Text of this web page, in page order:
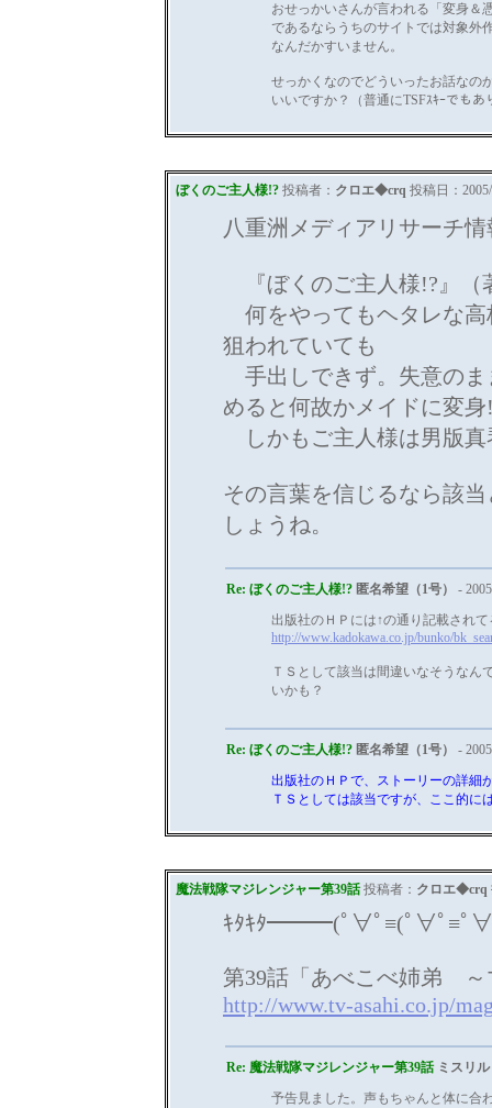
おせっかいさんが言われる「変身＆
であるならうちのサイトでは対象外
なんだかすいません。
せっかくなのでどういったお話なの
いいですか？（普通にTSFｽｷｰでもあ
ぼくのご主人様!? 投稿者： クロエ◆crq 投稿日：
八重洲メディアリサーチ
『ぼくのご主人様!?』（
何をやってもヘタレな高
狙われていても
手出しできず。失意のま
めると何故かメイドに変身
しかもご主人様は男版
その言葉を信じるなら該
しょうね。
Re: ぼくのご主人様!? 匿名希望（1号）
-
出版社のＨＰには↑の通り記載され
http://www.kadokawa.co.jp/bunko/
ＴＳとして該当は間違いなそうなん
いかも？
Re: ぼくのご主人様!? 匿名希望（1号）
-
出版社のＨＰで、ストーリーの詳細
ＴＳとしては該当ですが、ここ的に
魔法戦隊マジレンジャー第39話投稿者： クロエ◆crq
ｷﾀｷﾀ━━━(ﾟ∀ﾟ≡(ﾟ∀ﾟ≡
第39話「あべこべ姉弟 ～
http://www.tv-asahi.co.jp/
Re: 魔法戦隊マジレンジャー第39話 ミスリル
予告見ました。声もちゃんと体に合